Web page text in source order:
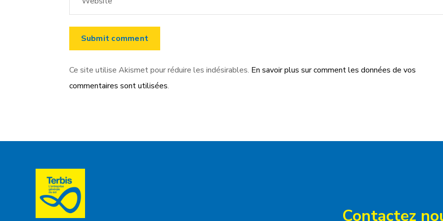
Ce site utilise Akismet pour réduire les indésirables. En savoir plus sur comment les données de vos
commentaires sont utilisées.
Contactez